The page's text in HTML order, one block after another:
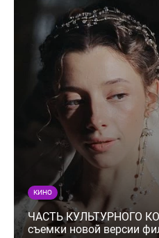
КИНО
ЧАСТЬ КУЛЬТУРНОГО
съемки новой версии